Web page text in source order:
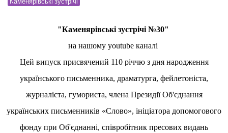
"Каменярівські зустрічі №30"
на нашому youtube каналі
Цей випуск присвячений 110 річчю з дня народження
українського письменника, драматурга, фейлетоніста,
журналіста, гумориста, члена Президії Об'єднання
українських письменників «Слово», ініціатора допомогового
фонду при Об'єднанні, співробітник пресових видань